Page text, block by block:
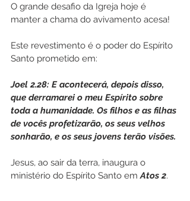
O grande desafio da Igreja hoje é
manter a chama do avivamento acesa!
Este revestimento é o poder do Espírito
Santo prometido em:
Joel 2.28: E acontecerá, depois disso,
que derramarei o meu Espírito sobre
toda a humanidade. Os filhos e as filhas
de vocês profetizarão, os seus velhos
sonharão, e os seus jovens terão visões.
Jesus, ao sair da terra, inaugura o
ministério do Espírito Santo em Atos 2.